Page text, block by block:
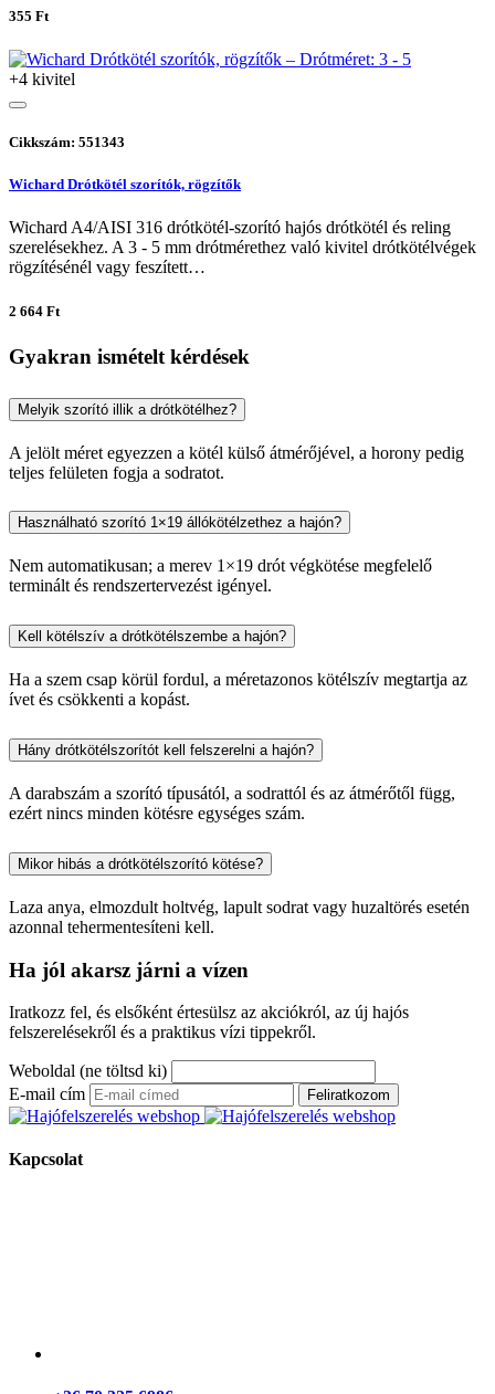
355 Ft
+4 kivitel
Cikkszám: 551343
Wichard Drótkötél szorítók, rögzítők
Wichard A4/AISI 316 drótkötél-szorító hajós drótkötél és reling
szerelésekhez. A 3 - 5 mm drótmérethez való kivitel drótkötélvégek
rögzítésénél vagy feszített…
2 664 Ft
Gyakran ismételt kérdések
Melyik szorító illik a drótkötélhez?
A jelölt méret egyezzen a kötél külső átmérőjével, a horony pedig
teljes felületen fogja a sodratot.
Használható szorító 1×19 állókötélzethez a hajón?
Nem automatikusan; a merev 1×19 drót végkötése megfelelő
terminált és rendszertervezést igényel.
Kell kötélszív a drótkötélszembe a hajón?
Ha a szem csap körül fordul, a méretazonos kötélszív megtartja az
ívet és csökkenti a kopást.
Hány drótkötélszorítót kell felszerelni a hajón?
A darabszám a szorító típusától, a sodrattól és az átmérőtől függ,
ezért nincs minden kötésre egységes szám.
Mikor hibás a drótkötélszorító kötése?
Laza anya, elmozdult holtvég, lapult sodrat vagy huzaltörés esetén
azonnal tehermentesíteni kell.
Ha jól akarsz járni a vízen
Iratkozz fel, és elsőként értesülsz az akciókról, az új hajós
felszerelésekről és a praktikus vízi tippekről.
Weboldal (ne töltsd ki)
E-mail cím
Feliratkozom
Kapcsolat